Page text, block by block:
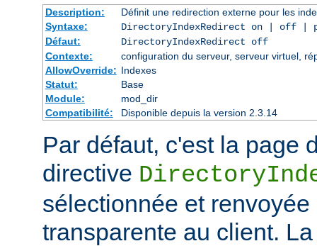
Description:
Définit une redirection externe pour les
Syntaxe:
DirectoryIndexRedirect on | off |
Défaut:
DirectoryIndexRedirect off
Contexte:
configuration du serveur, serveur virtuel,
AllowOverride: Indexes
Statut:
Base
Module:
mod_dir
Compatibilité:
Disponible depuis la version 2.3.14
Par défaut, c'est la page
directive
sélectionnée et
transparente au client.